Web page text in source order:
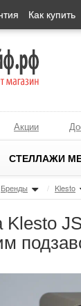
Как купить
Акции
СТЕЛЛАЖИ
Бренды / Klesto